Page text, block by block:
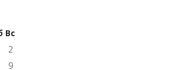
Вс
2
9